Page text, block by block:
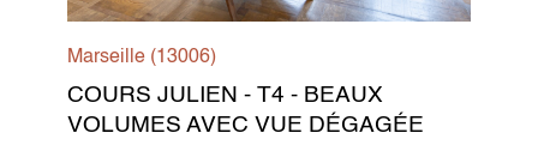
Marseille (13006)
COURS JULIEN - T4 - BEAUX
VOLUMES AVEC VUE DÉGAGÉE